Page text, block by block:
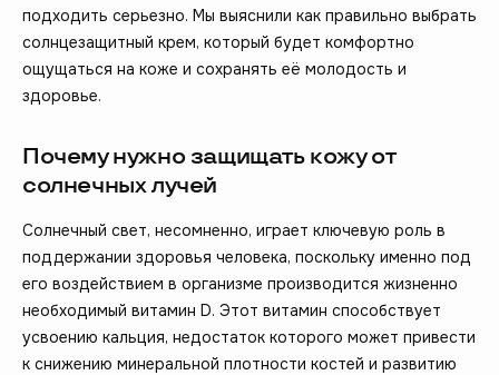
подходить серьезно. Мы выяснили как правильно выбрать
солнцезащитный крем, который будет комфортно
ощущаться на коже и сохранять её молодость и
здоровье.
Почему нужно защищать кожу от
солнечных лучей
Солнечный свет, несомненно, играет ключевую роль в
поддержании здоровья человека, поскольку именно под
его воздействием в организме производится жизненно
необходимый витамин D. Этот витамин способствует
усвоению кальция, недостаток которого может привести
к снижению минеральной плотности костей и развитию